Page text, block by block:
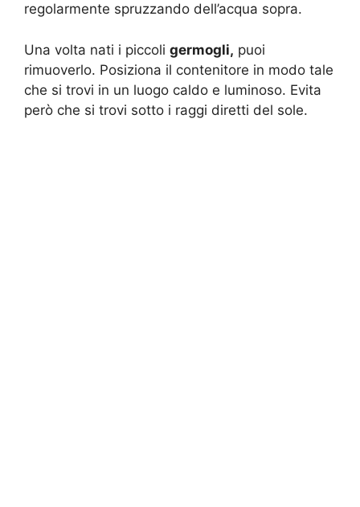
regolarmente spruzzando dell’acqua sopra.
Una volta nati i piccoli germogli, puoi
rimuoverlo. Posiziona il contenitore in modo tale
che si trovi in un luogo caldo e luminoso. Evita
però che si trovi sotto i raggi diretti del sole.